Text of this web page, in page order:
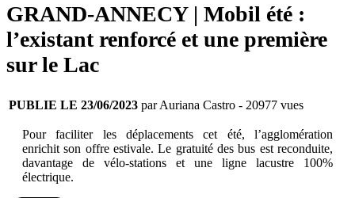
GRAND-ANNECY | Mobil été :
l’existant renforcé et une première
sur le Lac
PUBLIE LE 23/06/2023 par Auriana Castro - 20977 vues
Pour faciliter les déplacements cet été, l’agglomération
enrichit son offre estivale. Le gratuité des bus est reconduite,
davantage de vélo-stations et une ligne lacustre 100%
électrique.